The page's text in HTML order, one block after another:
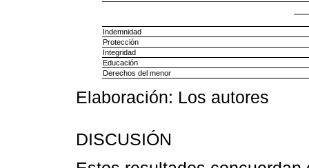
Indemnidad
Protección
Integridad
Educación
Derechos del menor
Elaboración: Los autores
DISCUSIÓN